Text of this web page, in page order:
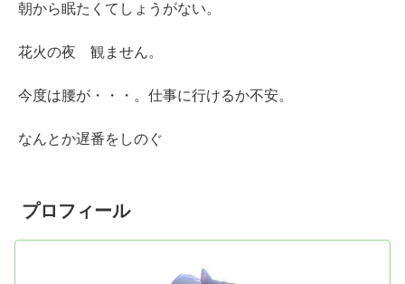
朝から眠たくてしょうがない。
花火の夜 観ません。
今度は腰が・・・。仕事に行けるか不安。
なんとか遅番をしのぐ
プロフィール